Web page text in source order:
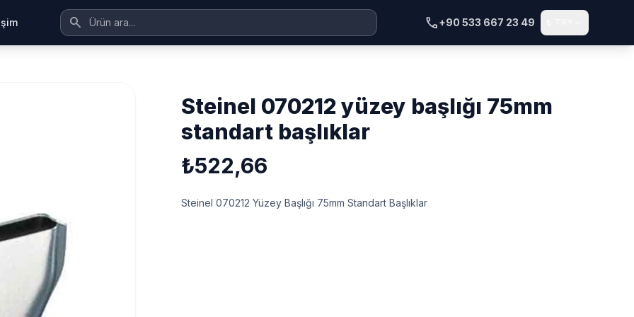
search call+90 533 667 23 49
steinel 070212 yüzey başlığı 75mm
standart başlıklar
₺522,66
Steinel 070212 Yüzey Başlığı 75mm Standart Başlıklar